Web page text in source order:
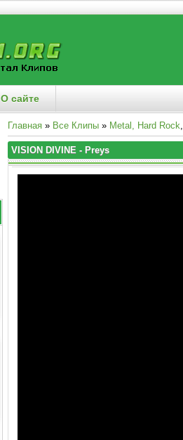
О сайте
Главная » Все Клипы » Metal, Hard Rock,
VISION DIVINE - Preys